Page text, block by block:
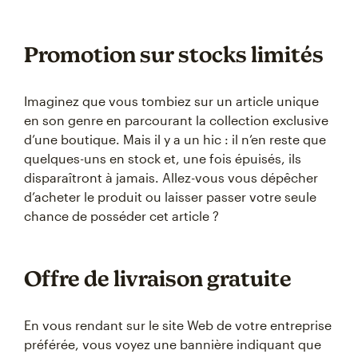
Promotion sur stocks limités
Imaginez que vous tombiez sur un article unique
en son genre en parcourant la collection exclusive
d’une boutique. Mais il y a un hic : il n’en reste que
quelques-uns en stock et, une fois épuisés, ils
disparaîtront à jamais. Allez-vous vous dépêcher
d’acheter le produit ou laisser passer votre seule
chance de posséder cet article ?
Offre de livraison gratuite
En vous rendant sur le site Web de votre entreprise
préférée, vous voyez une bannière indiquant que